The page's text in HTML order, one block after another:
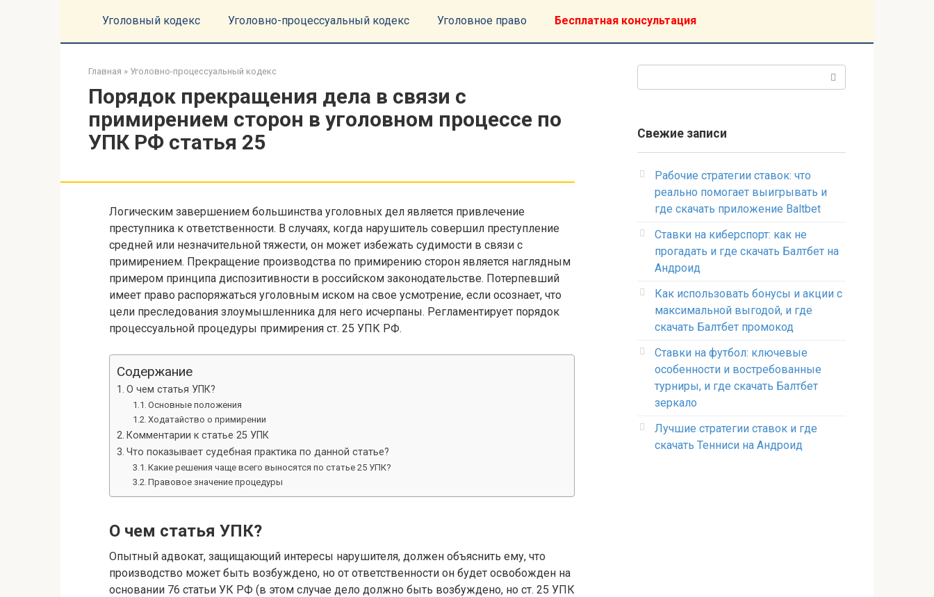
Уголовный кодекс Уголовно-процессуальный кодекс Уголовное право Бесплатная консультация
Главная » Уголовно-процессуальный кодекс
Порядок прекращения дела в связи с
примирением сторон в уголовном процессе по
УПК РФ статья 25
Логическим завершением большинства уголовных дел является привлечение
преступника к ответственности. В случаях, когда нарушитель совершил преступление
средней или незначительной тяжести, он может избежать судимости в связи с
примирением. Прекращение производства по примирению сторон является наглядным
примером принципа диспозитивности в российском законодательстве. Потерпевший
имеет право распоряжаться уголовным иском на свое усмотрение, если осознает, что
цели преследования злоумышленника для него исчерпаны. Регламентирует порядок
процессуальной процедуры примирения ст. 25 УПК РФ.
Содержание
О чем статья УПК?
Основные положения
Ходатайство о примирении
Комментарии к статье 25 УПК
Что показывает судебная практика по данной статье?
Какие решения чаще всего выносятся по статье 25 УПК?
Правовое значение процедуры
О чем статья УПК?
Опытный адвокат, защищающий интересы нарушителя, должен объяснить ему, что
производство может быть возбуждено, но от ответственности он будет освобожден на
основании 76 статьи УК РФ (в этом случае дело должно быть возбуждено, но ст. 25 УПК
Свежие записи
Рабочие стратегии ставок: что
реально помогает выигрывать и
где скачать приложение Baltbet
Ставки на киберспорт: как не
прогадать и где скачать Балтбет на
Андроид
Как использовать бонусы и акции с
максимальной выгодой, и где
скачать Балтбет промокод
Ставки на футбол: ключевые
особенности и востребованные
турниры, и где скачать Балтбет
зеркало
Лучшие стратегии ставок и где
скачать Тенниси на Андроид